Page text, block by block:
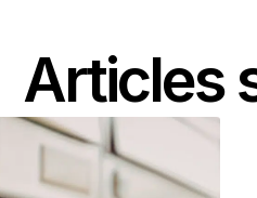
Articles